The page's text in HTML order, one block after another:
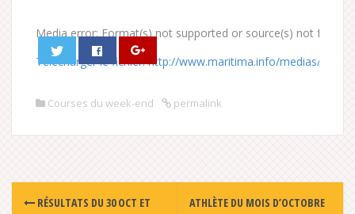
Media error: Format(s) not supported or source(s) not found
Télécharger le fichier: http://www.maritima.info/medias/
00:00
Courses du week-end permalink
Post
RÉSULTATS DU 30 OCT ET
ATHLÈTE DU MOIS D’OCTOBRE